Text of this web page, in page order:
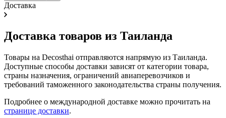
Доставка
Доставка товаров из Таиланда
Товары на Decosthai отправляются напрямую из Таиланда.
Доступные способы доставки зависят от категории товара,
страны назначения, ограничений авиаперевозчиков и
требований таможенного законодательства страны получения.
Подробнее о международной доставке можно прочитать на
странице доставки.